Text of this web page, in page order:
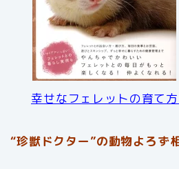
幸せなフェレットの育て
“珍獣ドクター”の動物よろ